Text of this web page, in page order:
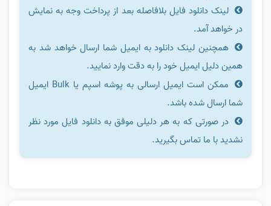
لینک دانلود فایل بلافاصله بعد از پرداخت وجه به نمایش
در خواهد آمد.
همچنین لینک دانلود به ایمیل شما ارسال خواهد شد به
همین دلیل ایمیل خود را به دقت وارد نمایید.
ممکن است ایمیل ارسالی به پوشه اسپم یا Bulk ایمیل
شما ارسال شده باشد.
در صورتی که به هر دلیلی موفق به دانلود فایل مورد نظر
نشدید با ما تماس بگیرید.